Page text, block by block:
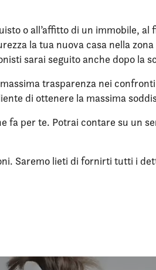
o all’affitto di un immobile,
la tua nuova casa nella
sarai seguito anche dopo la
trasparenza nei
di ottenere la massima
fa per te. Potrai contare su un
Saremo lieti di fornirti tutti i